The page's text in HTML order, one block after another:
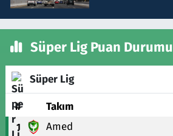
Süper Lig Puan Durumu
Süper Lig
# Takım
1 Amed